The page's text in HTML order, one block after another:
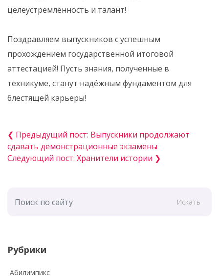
целеустремлённость и талант!
Поздравляем выпускников с успешным
прохождением государственной итоговой
аттестацией! Пусть знания, полученные в
техникуме, станут надёжным фундаментом для
блестящей карьеры!
❮ Предыдущий пост: Выпускники продолжают
сдавать демонстрационные экзамены
Следующий пост: Хранители истории ❯
Искать
Рубрики
Абилимпикс